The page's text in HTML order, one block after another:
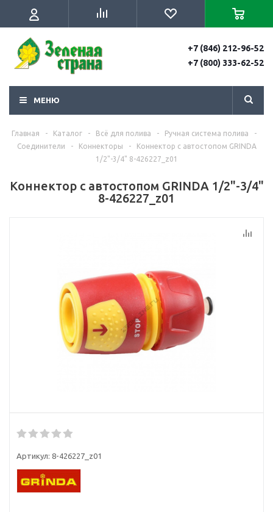
+7 (846) 212-96-52
+7 (800) 333-62-52
МЕНЮ
Главная - Каталог - Всё для полива - Ручная система полива
-
Соединители
- Коннекторы -
Коннектор с автостопом GRINDA
1/2"-3/4" 8-426227_z01
Коннектор с автостопом GRINDA 1/2"-3/4"
8-426227_z01
Артикул: 8-426227_z01